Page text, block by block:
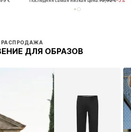
РАСПРОДАЖА
ДЛЯ ОБРАЗОВ